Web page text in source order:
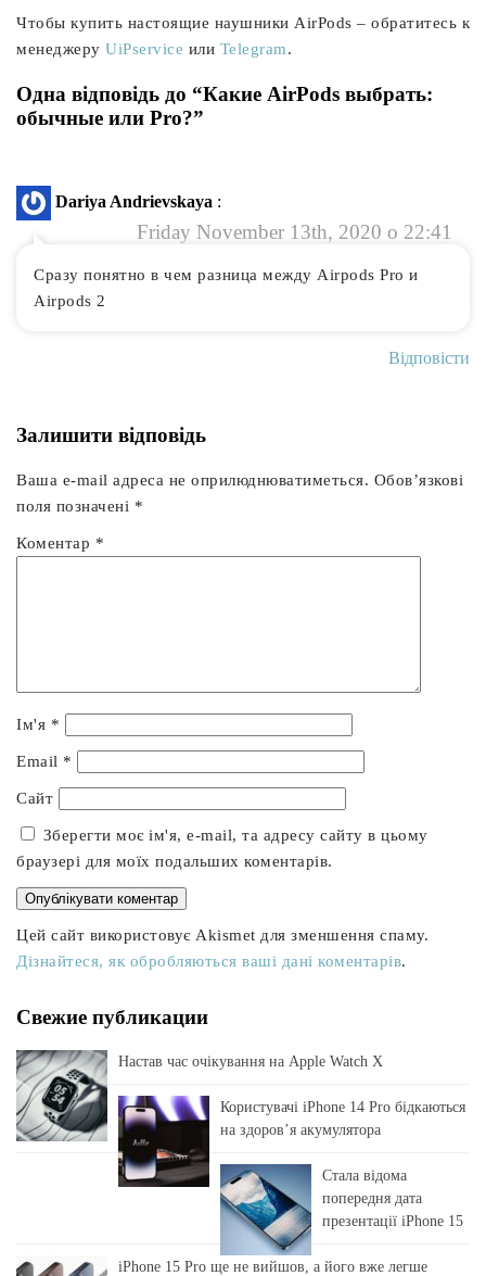
Чтобы купить настоящие наушники AirPods – обратитесь к
менеджеру UiPservice или Telegram.
Одна відповідь до “Какие AirPods выбрать:
обычные или Pro?”
Dariya Andrievskaya :
Friday November 13th, 2020 о 22:41
Сразу понятно в чем разница между Airpods Pro и
Airpods 2
Відповісти
Залишити відповідь
Ваша e-mail адреса не оприлюднюватиметься. Обов’язкові
поля позначені *
Коментар *
Ім'я *
Email *
Сайт
Зберегти моє ім'я, e-mail, та адресу сайту в цьому
браузері для моїх подальших коментарів.
Цей сайт використовує Akismet для зменшення спаму.
Дізнайтеся, як обробляються ваші дані коментарів.
Свежие публикации
Настав час очікування на Apple Watch X
Користувачі iPhone 14 Pro бідкаються
на здоровʼя акумулятора
Стала відома
попередня дата
презентації iPhone 15
iPhone 15 Pro ще не вийшов, а його вже легше